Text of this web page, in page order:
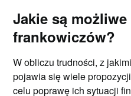
Jakie są
frankowiczów?
W obliczu trudności, z
pojawia się wiele
celu poprawę ich sytuacji